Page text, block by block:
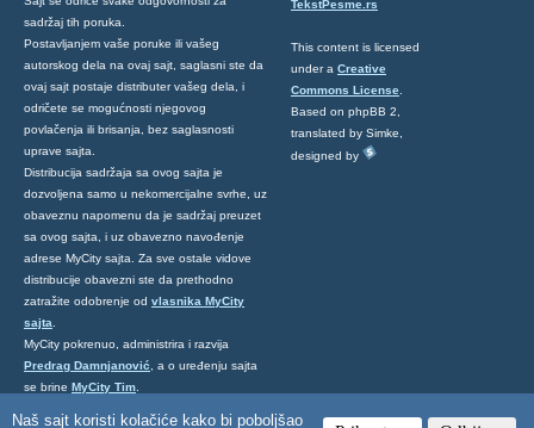
Naš sajt koristi kolačiće kako bi poboljšao
sadržaj tih poruka.
Postavljanjem vaše poruke ili vašeg
autorskog dela na ovaj sajt, saglasni ste da
ovaj sajt postaje distributer vašeg dela, i
odričete se mogućnosti njegovog
povlačenja ili brisanja, bez saglasnosti
uprave sajta.
Distribucija sadržaja sa ovog sajta je
dozvoljena samo u nekomercijalne svrhe, uz
obaveznu napomenu da je sadržaj preuzet
sa ovog sajta, i uz obavezno navođenje
adrese MyCity sajta. Za sve ostale vidove
distribucije obavezni ste da prethodno
zatražite odobrenje od vlasnika MyCity
sajta
MyCity pokrenuo, administrira i razvija
Predrag Damnjanović , a o uređenju sajta
se brine MyCity Tim
TekstPesme.rs
This content is licensed
under a Creative
Commons License
Based on phpBB 2,
translated by Simke,
designed by